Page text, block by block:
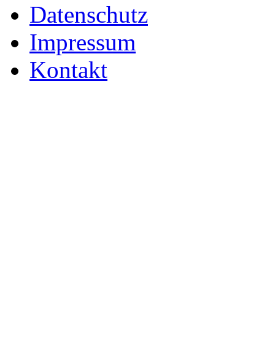
Datenschutz
Impressum
Kontakt